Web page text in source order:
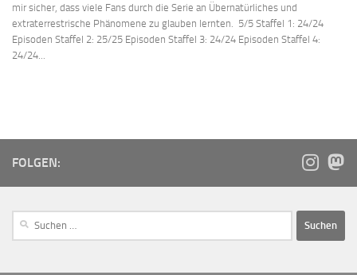
mir sicher, dass viele Fans durch die Serie an Übernatürliches und
extraterrestrische Phänomene zu glauben lernten. 5/5 Staffel 1: 24/24
Episoden Staffel 2: 25/25 Episoden Staffel 3: 24/24 Episoden Staffel 4:
24/24...
FOLGEN: